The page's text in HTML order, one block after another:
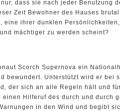
dass sie nach jeder Benutzung
Zeit Bewohner des Hauses
eine ihrer dunklen
mächtiger zu werden scheint?
Scorch Supernova ein
bewundert. Unterstützt wird er bei
der sich an alle Regeln hält und
Hilferuf des durch und durch
in den Wind und begibt